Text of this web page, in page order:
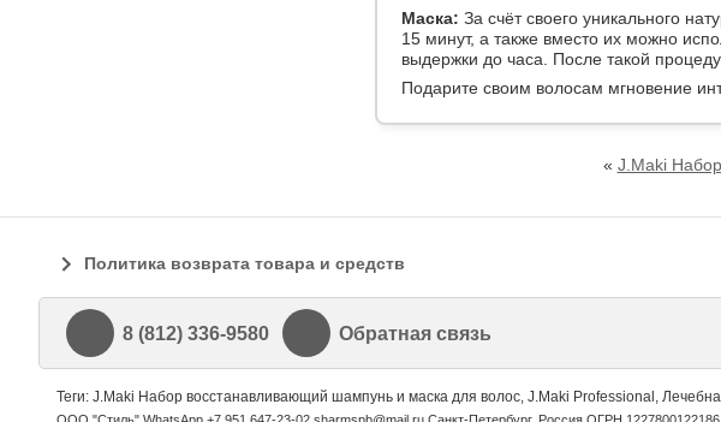
Маска: За счёт своего уникального
15 минут, а также вместо их можно
выдержки до часа. После такой
Подарите своим волосам мгновение
« J.Maki
Политика возврата товара и средств
8 (812) 336-9580 Обратная связь
Теги: J.Maki Набор восстанавливающий шампунь и маска для волос, J.Maki Professional,